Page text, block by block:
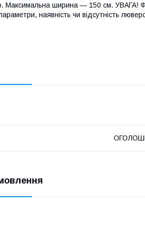
Максимальна ширина — 150 см. УВАГА!
наявність чи відсутність